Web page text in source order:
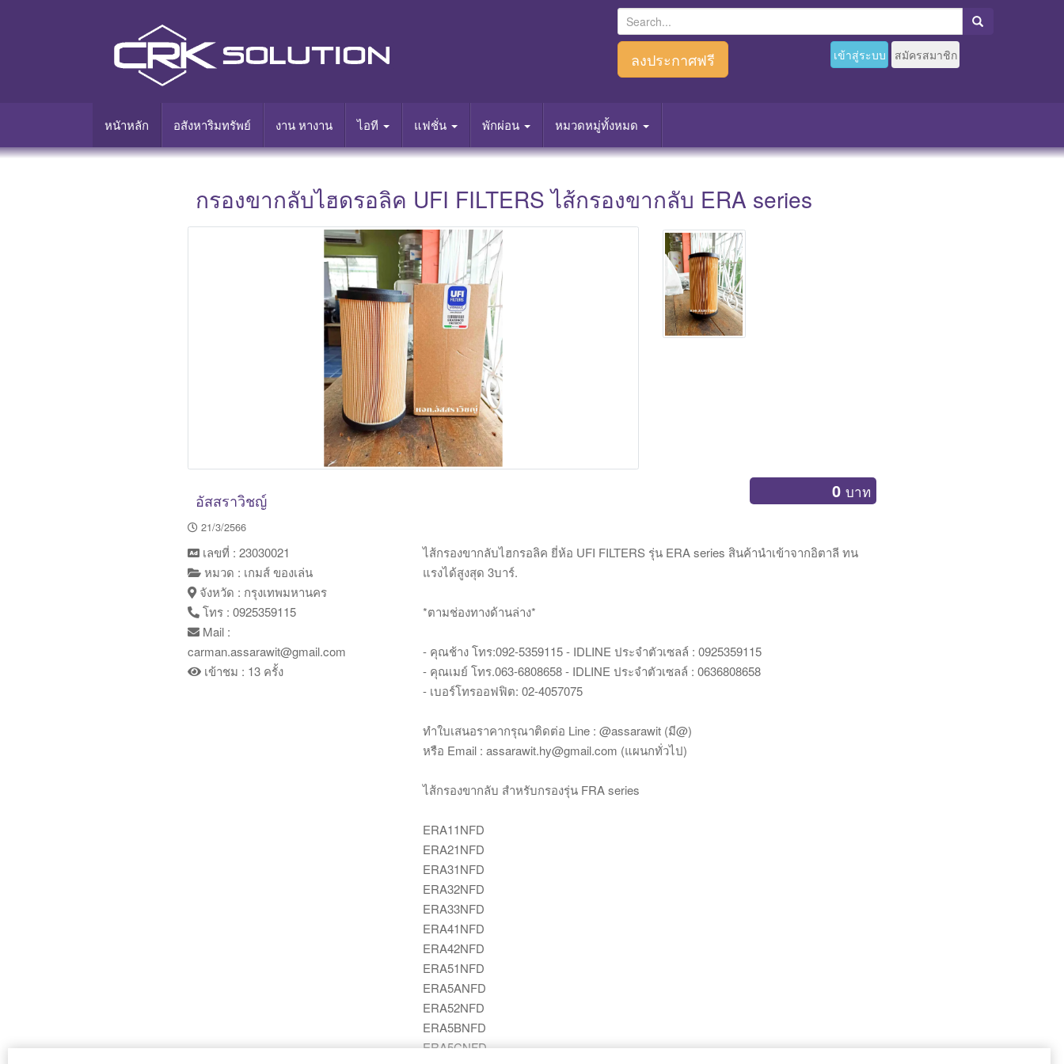
e
r
f
o
:
ลงประกาศฟรี เข้าสู่ระบบ สมัครสมาชิก
หนัาหลัก อสังหาริมทรัพย์ งาน หางาน ไอที แฟชั่น พักผ่อน หมวดหมู่ทั้งหมด
กรองขากลับไฮดรอลิค UFI FILTERS ไส้กรองขากลับ ERA series
Main Photo
อัสสราวิชญ์
21/3/2566
0 บาท
ไส้กรองขากลับไฮกรอลิค ยี่ห้อ UFI FILTERS รุ่น ERA series สินค้านำเข้าจากอิตาลี ทน
แรงได้สูงสุด 3บาร์.
*ตามช่องทางด้านล่าง*
- คุณช้าง โทร:092-5359115 - IDLINE ประจำตัวเซลล์ : 0925359115
- คุณเมย์ โทร.063-6808658 - IDLINE ประจำตัวเซลล์ : 0636808658
- เบอร์โทรออฟฟิต: 02-4057075
ทำใบเสนอราคากรุณาติดต่อ Line : @assarawit (มี@)
หรือ Email : assarawit.hy@gmail.com (แผนกทั่วไป)
ไส้กรองขากลับ สำหรับกรองรุ่น FRA series
ERA11NFD
ERA21NFD
ERA31NFD
ERA32NFD
ERA33NFD
ERA41NFD
ERA42NFD
ERA51NFD
ERA5ANFD
ERA52NFD
ERA5BNFD
ERA5CNFD
เลขที่ : 23030021
หมวด : เกมส์ ของเล่น
จังหวัด : กรุงเทพมหานคร
โทร : 0925359115
Mail :
carman.assarawit@gmail.com
เข้าชม : 13 ครั้ง